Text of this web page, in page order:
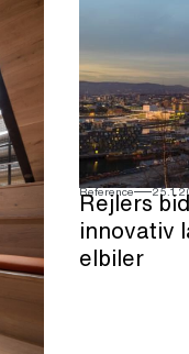
Reference
Rejlers
innovativ
elbiler